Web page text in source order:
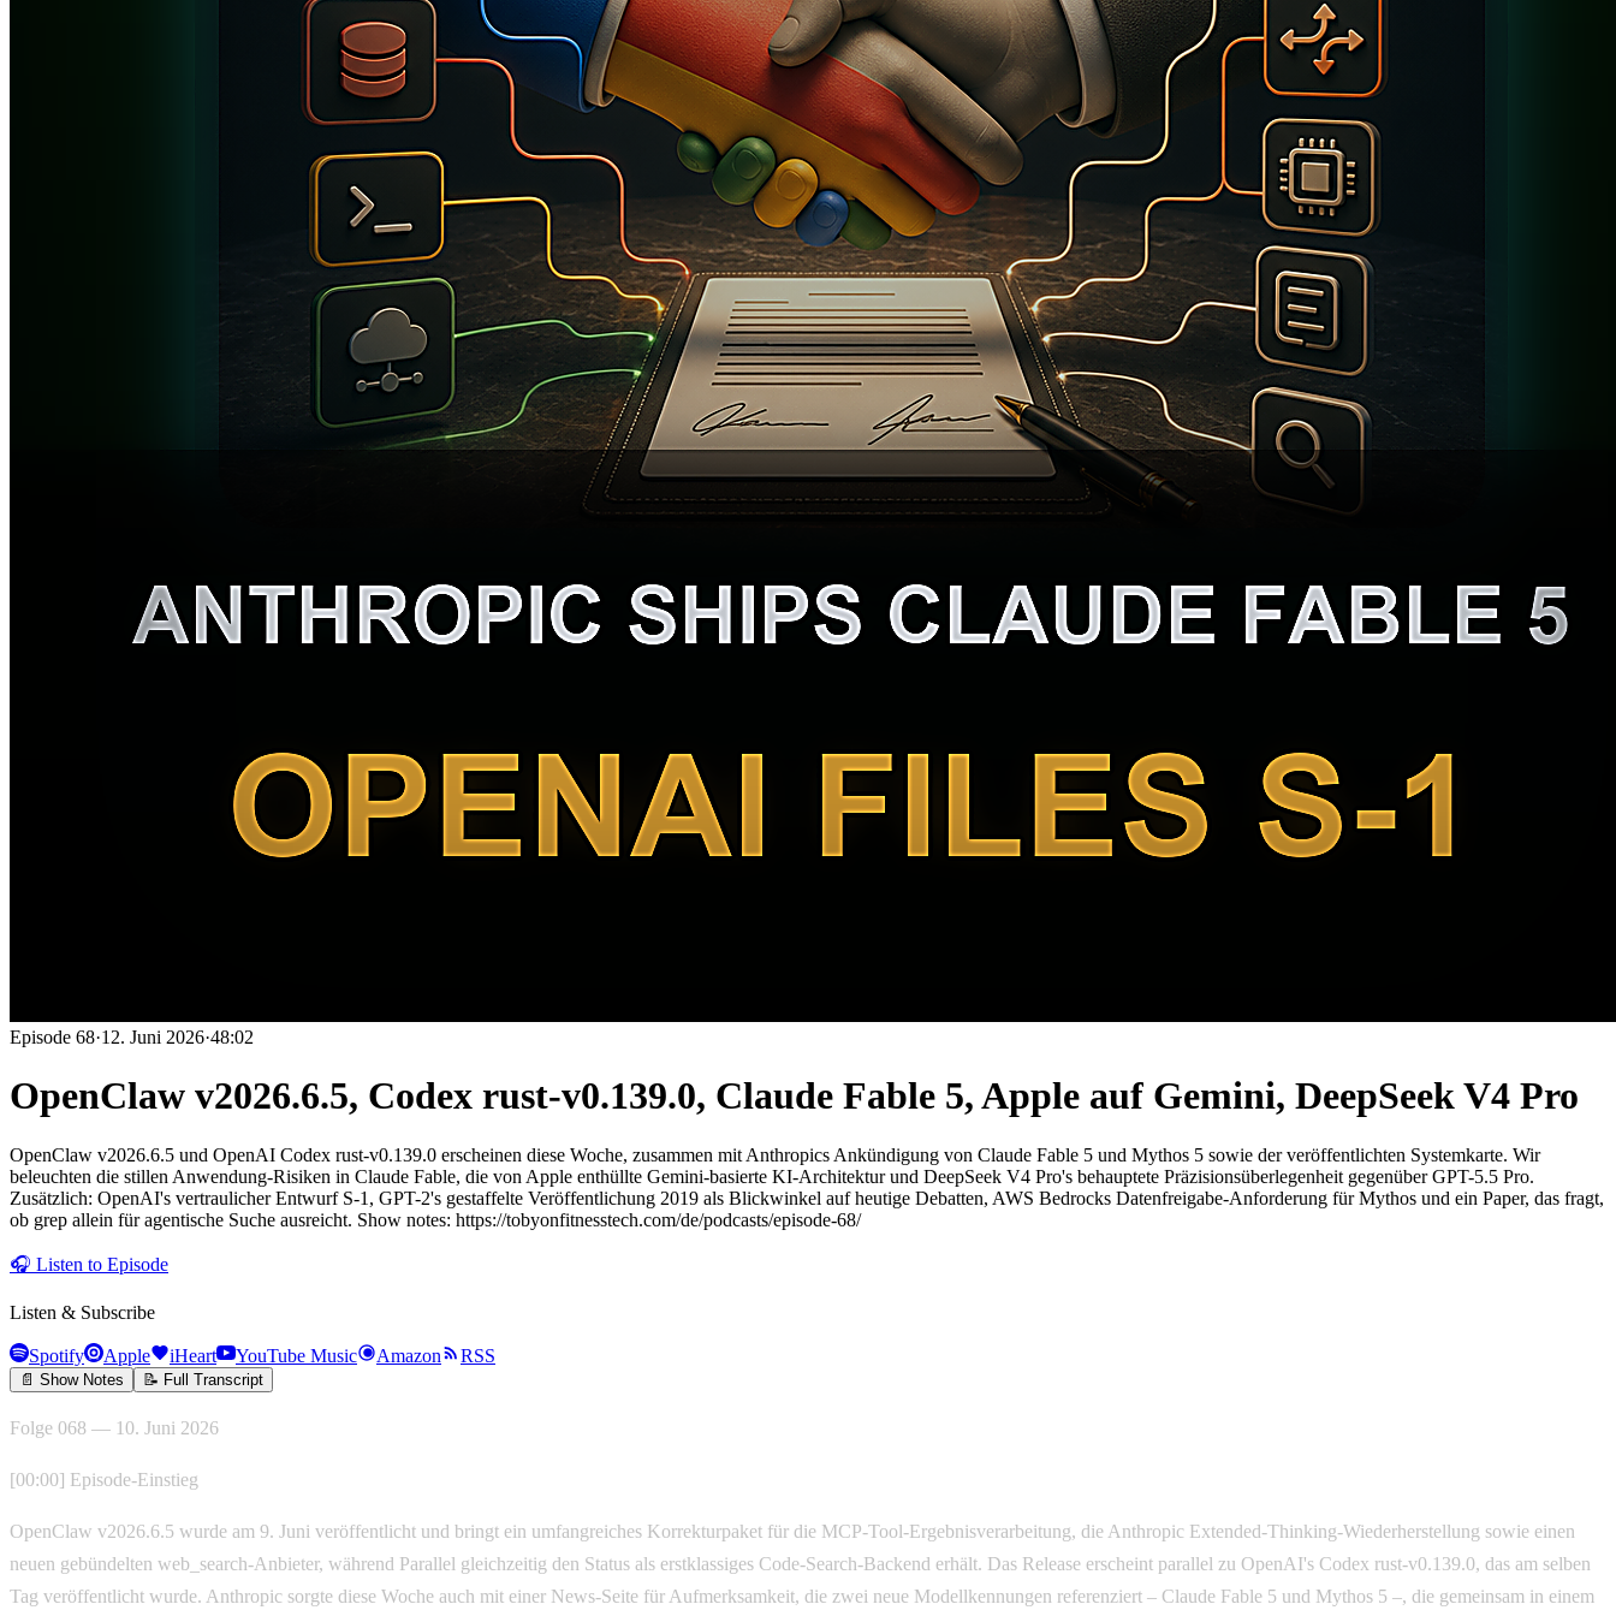
Episode 68·12. Juni 2026·48:02
OpenClaw v2026.6.5, Codex rust-v0.139.0, Claude Fable 5, Apple auf Gemini, DeepSeek V4 Pro
OpenClaw v2026.6.5 und OpenAI Codex rust-v0.139.0 erscheinen diese Woche, zusammen mit Anthropics Ankündigung von Claude Fable 5 und Mythos 5 sowie der veröffentlichten Systemkarte. Wir
beleuchten die stillen Anwendung-Risiken in Claude Fable, die von Apple enthüllte Gemini-basierte KI-Architektur und DeepSeek V4 Pro's behauptete Präzisionsüberlegenheit gegenüber GPT-5.5 Pro.
Zusätzlich: OpenAI's vertraulicher Entwurf S-1, GPT-2's gestaffelte Veröffentlichung 2019 als Blickwinkel auf heutige Debatten, AWS Bedrocks Datenfreigabe-Anforderung für Mythos und ein Paper, das fragt,
ob grep allein für agentische Suche ausreicht. Show notes: https://tobyonfitnesstech.com/de/podcasts/episode-68/
🎧 Listen to Episode
Listen & Subscribe
Spotify Apple iHeart YouTube Music Amazon RSS
📄 Show Notes 📝 Full Transcript
Folge 068 — 10. Juni 2026
[00:00] Episode-Einstieg
OpenClaw v2026.6.5 wurde am 9. Juni veröffentlicht und bringt ein umfangreiches Korrekturpaket für die MCP-Tool-Ergebnisverarbeitung, die Anthropic Extended-Thinking-Wiederherstellung sowie einen
neuen gebündelten web_search-Anbieter, während Parallel gleichzeitig den Status als erstklassiges Code-Search-Backend erhält. Das Release erscheint parallel zu OpenAI's Codex rust-v0.139.0, das am selben
Tag veröffentlicht wurde. Anthropic sorgte diese Woche auch mit einer News-Seite für Aufmerksamkeit, die zwei neue Modellkennungen referenziert – Claude Fable 5 und Mythos 5 –, die gemeinsam in einem